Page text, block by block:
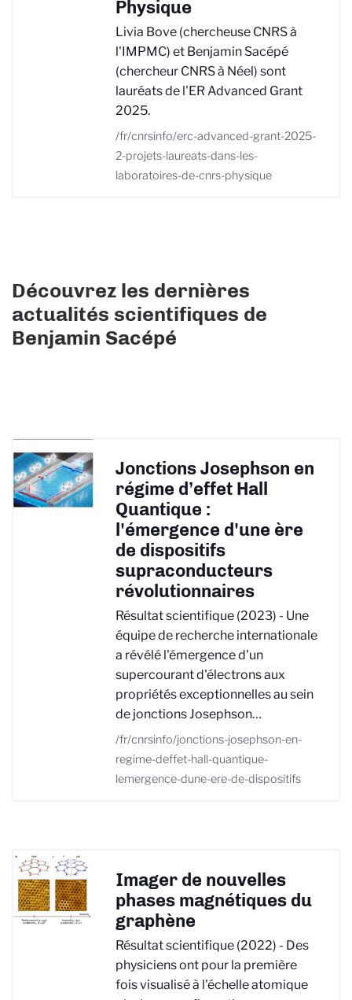
Physique
Livia Bove (chercheuse CNRS à
l'IMPMC) et Benjamin Sacépé
(chercheur CNRS à Néel) sont
lauréats de l'ER Advanced Grant
2025.
/fr/cnrsinfo/erc-advanced-grant-2025-
2-projets-laureats-dans-les-
laboratoires-de-cnrs-physique
Découvrez les dernières
actualités scientifiques de
Benjamin Sacépé
Jonctions Josephson en
régime d’effet Hall
Quantique :
l'émergence d'une ère
de dispositifs
supraconducteurs
révolutionnaires
Résultat scientifique (2023) - Une
équipe de recherche internationale
a révélé l'émergence d'un
supercourant d'électrons aux
propriétés exceptionnelles au sein
de jonctions Josephson…
/fr/cnrsinfo/jonctions-josephson-en-
regime-deffet-hall-quantique-
lemergence-dune-ere-de-dispositifs
Imager de nouvelles
phases magnétiques du
graphène
Résultat scientifique (2022) - Des
physiciens ont pour la première
fois visualisé à l'échelle atomique